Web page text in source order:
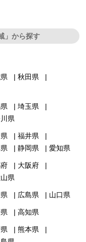
」から探す
秋田県
埼玉県
県
福井県
静岡県 愛知県
大阪府
県
広島県 山口県
高知県
熊本県